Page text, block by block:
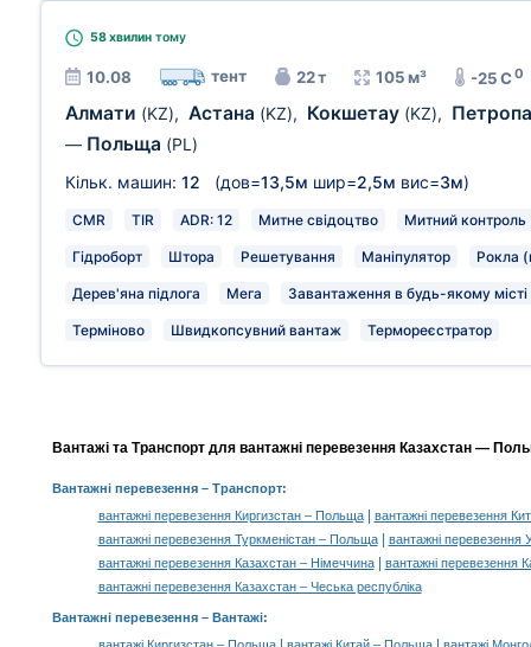
58 хвилин тому
10.08 тент 22 т 105 м³ -25 C0
Алмати (KZ), Астана (KZ), Кокшетау (KZ),
— Польща (PL)
Кільк. машин: 12 (дов=13,5м шир=2,5м вис=3м)
CMR TIR ADR: 12 Митне свідоцтво Митний контроль
Гідроборт Штора Решетування Маніпулятор Рокла
Дерев'яна підлога Мега Завантаження в будь-якому місті
Терміново Швидкопсувний вантаж Термореєстратор
Вантажі та Транспорт для вантажні перевезення Казахстан —
Вантажні перевезення– Транспорт:
вантажні перевезення Киргизстан – Польща|
вантажні перевезення
вантажні перевезення Туркменістан – Польща|
вантажні перевезення
вантажні перевезення Казахстан – Німеччина|
вантажні перевезення
вантажні перевезення Казахстан – Чеська республіка
Вантажні перевезення – Вантажі: